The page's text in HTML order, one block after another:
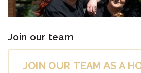
Join our team
JOIN OUR TEAM AS A